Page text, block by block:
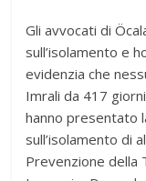
Gli avvocati di
sull’isolamento e
evidenzia che
Imrali da 417
hanno presentato
sull’isolamento di
Prevenzione della